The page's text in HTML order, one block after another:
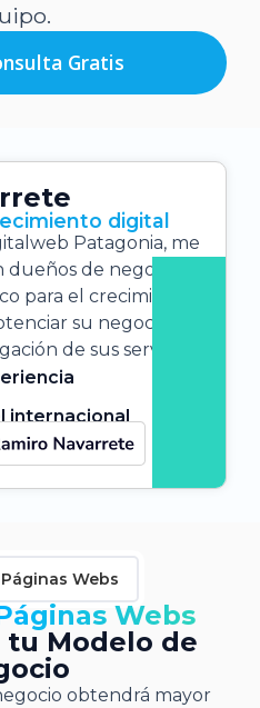
Gratis
digital
Patagonia, me
de negocios
para el crecimiento
su negocio o
de sus servicios.
internacional
Webs
Webs
tu Modelo de
obtendrá mayor